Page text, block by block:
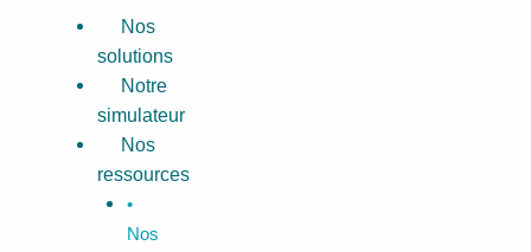
Nos
solutions
Notre
simulateur
Nos
ressources
•
Nos
Menu